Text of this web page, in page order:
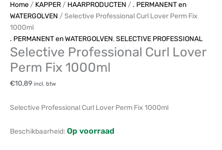
Home / KAPPER / HAARPRODUCTEN / . PERMANENT en
WATERGOLVEN / Selective Professional Curl Lover Perm Fix
1000ml
. PERMANENT en WATERGOLVEN,SELECTIVE PROFESSIONAL
Selective Professional Curl Lover
Perm Fix 1000ml
€10,89 incl. btw
Selective Professional Curl Lover Perm Fix 1000ml
Beschikbaarheid: Op voorraad